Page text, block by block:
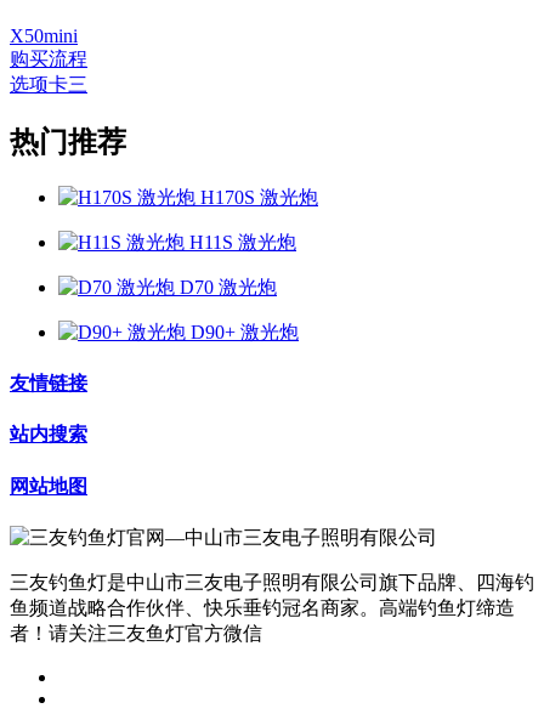
X50mini
购买流程
选项卡三
热门推荐
H170S 激光炮
H11S 激光炮
D70 激光炮
D90+ 激光炮
友情链接
站内搜索
网站地图
三友钓鱼灯是中山市三友电子照明有限公司旗下品牌、四海钓
鱼频道战略合作伙伴、快乐垂钓冠名商家。高端钓鱼灯缔造
者！请关注三友鱼灯官方微信